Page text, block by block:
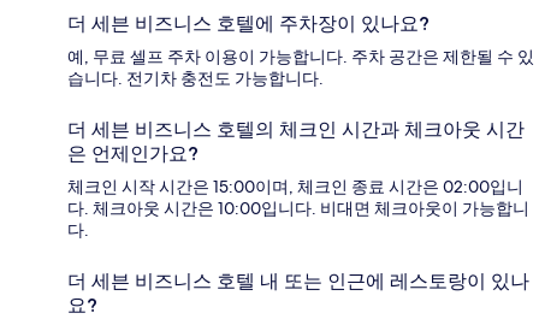
더 세븐 비즈니스 호텔에 주차장이 있나요?
예, 무료 셀프 주차 이용이 가능합니다. 주차 공간은 제한될 수 있
습니다. 전기차 충전도 가능합니다.
더 세븐 비즈니스 호텔의 체크인 시간과 체크아웃 시간
은 언제인가요?
체크인 시작 시간은 15:00이며, 체크인 종료 시간은 02:00입니
다. 체크아웃 시간은 10:00입니다. 비대면 체크아웃이 가능합니
다.
더 세븐 비즈니스 호텔 내 또는 인근에 레스토랑이 있나
요?